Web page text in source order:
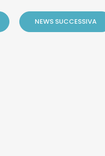
NEWS SUCCESSIVA